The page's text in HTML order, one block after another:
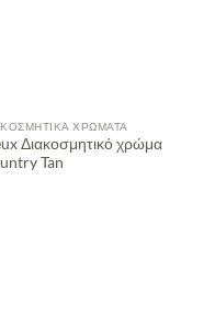
ΧΡΏΜΑΤΑ
Διακοσμητικό χρώμα
Tan